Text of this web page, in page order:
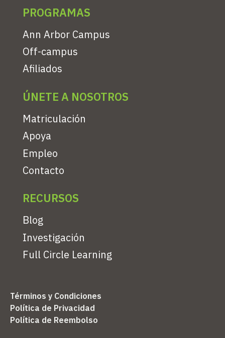
PROGRAMAS
Ann Arbor Campus
Off-campus
Afiliados
ÚNETE A NOSOTROS
Matriculación
Apoya
Empleo
Contacto
RECURSOS
Blog
Investigación
Full Circle Learning
Términos y Condiciones
Política de Privacidad
Política de Reembolso